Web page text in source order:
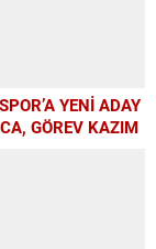
YENİ ADAY
GÖREV KAZIM